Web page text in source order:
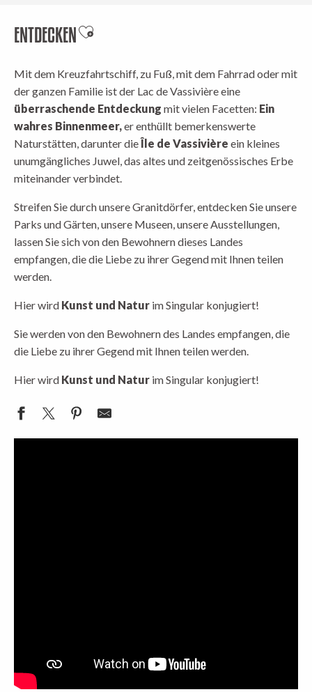
ENTDECKENAjouter aux favoris
Mit dem Kreuzfahrtschiff, zu Fuß, mit dem Fahrrad oder mit
der ganzen Familie ist der Lac de Vassivière eine
überraschende Entdeckung mit vielen Facetten: Ein
wahres Binnenmeer,er enthüllt bemerkenswerte
Naturstätten, darunter dieÎle de Vassivière ein kleines
unumgängliches Juwel, das altes und zeitgenössisches Erbe
miteinander verbindet.
Streifen Sie durch unsere Granitdörfer, entdecken Sie unsere
Parks und Gärten, unsere Museen, unsere Ausstellungen,
lassen Sie sich von den Bewohnern dieses Landes
empfangen, die die Liebe zu ihrer Gegend mit Ihnen teilen
werden.
Hier wird Kunst und Natur im Singular konjugiert!
Sie werden von den Bewohnern des Landes empfangen, die
die Liebe zu ihrer Gegend mit Ihnen teilen werden.
Hier wird Kunst und Natur im Singular konjugiert!